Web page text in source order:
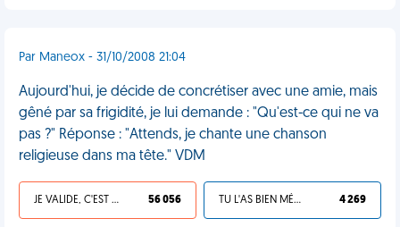
Par Maneox - 31/10/2008 21:04
Aujourd'hui, je décide de concrétiser avec une amie, mais
gêné par sa frigidité, je lui demande : "Qu'est-ce qui ne va
pas ?" Réponse : "Attends, je chante une chanson
religieuse dans ma tête." VDM
JE VALIDE, C'EST UNE VDM 56 056 TU L'AS BIEN MÉRITÉ 4 269